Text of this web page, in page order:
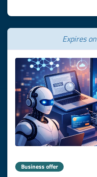
Expires on
Business offer